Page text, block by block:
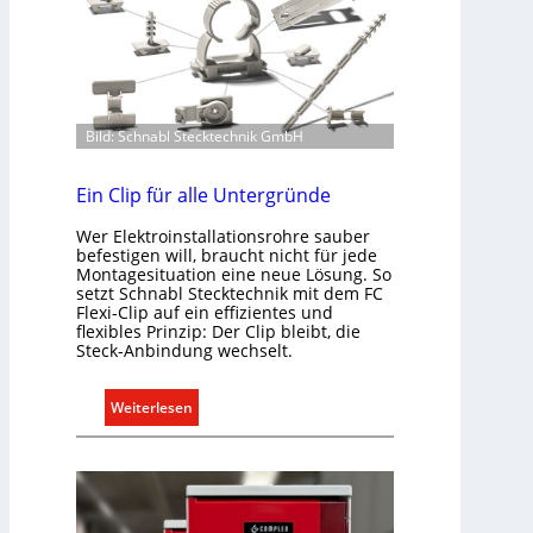
l
i
m
a
b
d
r
f
s
g
e
r
e
h
e
r
Bild: Schnabl Stecktechnik GmbH
Ein Clip für alle Untergründe
Wer Elektroinstallationsrohre sauber
befestigen will, braucht nicht für jede
Montagesituation eine neue Lösung. So
setzt Schnabl Stecktechnik mit dem FC
Flexi-Clip auf ein effizientes und
flexibles Prinzip: Der Clip bleibt, die
Steck-Anbindung wechselt.
Weiterlesen
E
n
C